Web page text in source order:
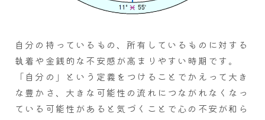
自分の持っているもの、所有しているものに対する
執着や金銭的な不安感が高まりやすい時期です。
「自分の」という定義をつけることでかえって大き
な豊かさ、大きな可能性の流れにつながれなくなっ
ている可能性があると気づくことで心の不安が和ら